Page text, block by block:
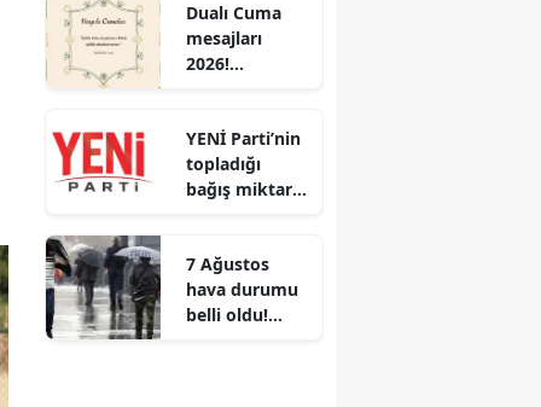
tarihi belli
oldu mu?
Dualı Cuma
mesajları
2026!
en özel sözler
YENİ Parti’nin
topladığı
bağış miktarı
devam ediyor
7 Ağustos
hava durumu
belli oldu!